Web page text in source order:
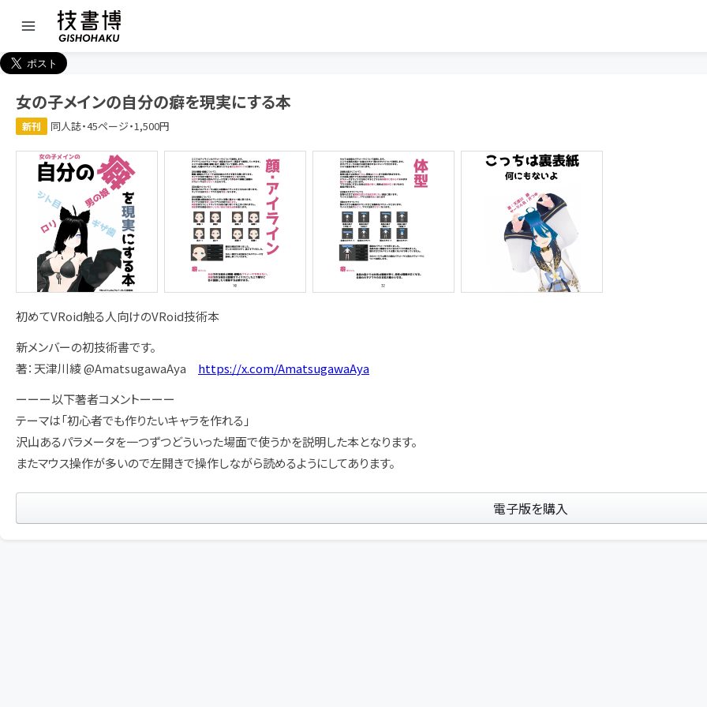
女の子メインの自分の癖を現実にする本
新刊 同人誌・45ページ・1,500円
初めてVRoid触る人向けのVRoid技術本
新メンバーの初技術書です。
著：天津川綾 @AmatsugawaAya https://x.com/AmatsugawaAya
ーーー以下著者コメントーーー
テーマは「初心者でも作りたいキャラを作れる」
沢山あるパラメータを一つずつどういった場面で使うかを説明した本となります。
またマウス操作が多いので左開きで操作しながら読めるようにしてあります。
電子版を購入